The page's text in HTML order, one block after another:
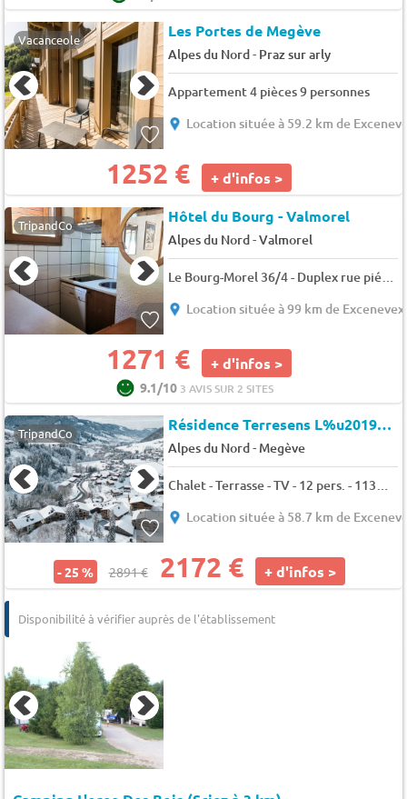
Vacanceole Les Portes de Megève
Alpes du Nord- Praz sur arly
Appartement 4 pièces 9 personnes
Location située à 59.2 km de
1252 € + d'infos >
TripandCo Hôtel du Bourg - Valmorel
Alpes du Nord-Valmorel
Le Bourg-Morel 36/4 - Duplex rue piétonne - 6 pers. - 37m2 - TV - Animaux admis
Location située à 99 km de Excenevex
1271 € + d'infos >
9.1/10 3 AVIS SUR 2 SITES
TripandCo Résidence Terresens L%u2019Eclat des Veriaz
Alpes du Nord- Megève
Chalet - Terrasse - TV - 12 pers. - 113m2 - Animaux admis
Location située à 58.7 km de
- 25 % 2891 € 2172 € + d'infos >
Disponibilité à vérifier auprès de l'établissement